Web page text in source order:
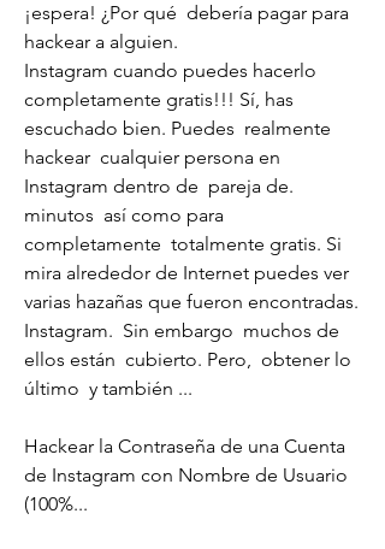
¡espera! ¿Por qué  debería pagar para
hackear a alguien.
Instagram cuando puedes hacerlo
completamente gratis!!! Sí, has
escuchado bien. Puedes  realmente
hackear  cualquier persona en
Instagram dentro de  pareja de.
minutos  así como para
completamente  totalmente gratis. Si
mira alrededor de Internet puedes ver
varias hazañas que fueron encontradas.
Instagram.  Sin embargo  muchos de
ellos están  cubierto. Pero,  obtener lo
último  y también ...
Hackear la Contraseña de una Cuenta
de Instagram con Nombre de Usuario
(100%...